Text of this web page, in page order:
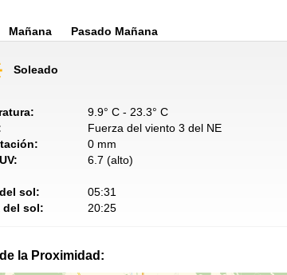
Mañana Pasado Mañana
Soleado
9.9° C - 23.3° C
Fuerza del viento 3 del NE
0 mm
6.7 (alto)
sol:
05:31
del sol:
20:25
la Proximidad: